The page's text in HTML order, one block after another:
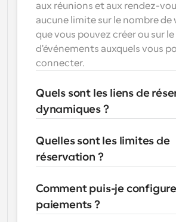
aux réunions et aux rendez-
aucune limite sur le nombre
que vous pouvez créer ou sur
d'événements auxquels vous
connecter.
Quels sont les liens de
dynamiques ?
Quelles sont les limites de
réservation ?
Comment puis-je
paiements ?